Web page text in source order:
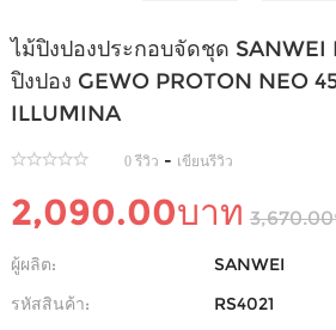
ไม้ปิงปองประกอบจัดชุด SANWEI
ปิงปอง GEWO PROTON NEO
ILLUMINA
0 รีวิว - เขียนรีวิว
2,090.00บาท
ผู้ผลิต:
SANWEI
รหัสสินค้า:
RS4021